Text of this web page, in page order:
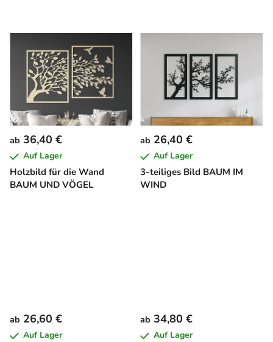
Holzbild für die Wand
BAUM UND VÖGEL
ab 36,40 €
Auf Lager
3-teiliges Bild BAUM IM
WIND
ab 26,40 €
Auf Lager
ab 26,60 €
Auf Lager
ab 34,80 €
Auf Lager